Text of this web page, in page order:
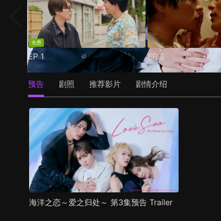
免费
EP1 EP2
预告 剧照 推荐影片 剧情介绍
海洋之恋～爱之归处～ 第3集预告 Trailer